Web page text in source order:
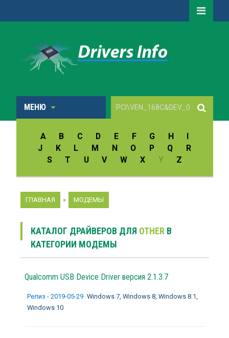
МЕНЮ
A B C D E F G H
I
J
K L M N O P Q
R
S
T U V W X Y Z
ГЛАВНАЯ » МОДЕМЫ
КАТАЛОГ ДРАЙВЕРОВ ДЛЯ OTHER В
КАТЕГОРИИ МОДЕМЫ
Qualcomm USB Device Driver версия 2.1.3.7
Релиз - 2019-05-29 Windows 7, Windows 8, Windows 8.1,
Windows 10